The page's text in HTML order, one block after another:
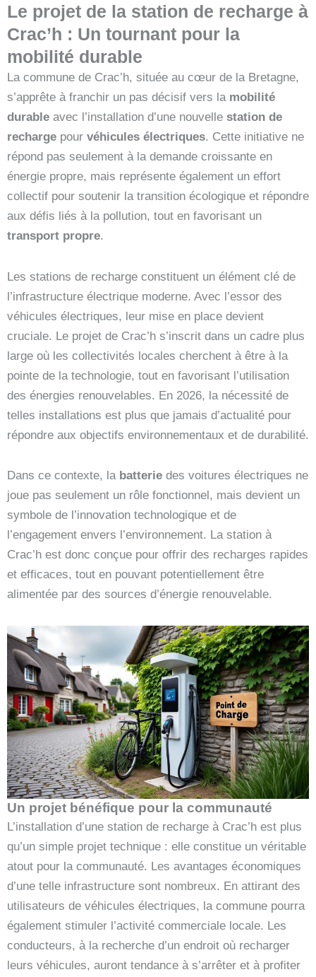
Le projet de la station de recharge à
Crac’h : Un tournant pour la
mobilité durable
La commune de Crac’h, située au cœur de la Bretagne,
s’apprête à franchir un pas décisif vers la mobilité
durable avec l’installation d’une nouvelle station de
recharge pour véhicules électriques. Cette initiative ne
répond pas seulement à la demande croissante en
énergie propre, mais représente également un effort
collectif pour soutenir la transition écologique et répondre
aux défis liés à la pollution, tout en favorisant un
transport propre.
Les stations de recharge constituent un élément clé de
l’infrastructure électrique moderne. Avec l’essor des
véhicules électriques, leur mise en place devient
cruciale. Le projet de Crac’h s’inscrit dans un cadre plus
large où les collectivités locales cherchent à être à la
pointe de la technologie, tout en favorisant l’utilisation
des énergies renouvelables. En 2026, la nécessité de
telles installations est plus que jamais d’actualité pour
répondre aux objectifs environnementaux et de durabilité.
Dans ce contexte, la batterie des voitures électriques ne
joue pas seulement un rôle fonctionnel, mais devient un
symbole de l’innovation technologique et de
l’engagement envers l’environnement. La station à
Crac’h est donc conçue pour offrir des recharges rapides
et efficaces, tout en pouvant potentiellement être
alimentée par des sources d’énergie renouvelable.
Un projet bénéfique pour la communauté
L’installation d’une station de recharge à Crac’h est plus
qu’un simple projet technique : elle constitue un véritable
atout pour la communauté. Les avantages économiques
d’une telle infrastructure sont nombreux. En attirant des
utilisateurs de véhicules électriques, la commune pourra
également stimuler l’activité commerciale locale. Les
conducteurs, à la recherche d’un endroit où recharger
leurs véhicules, auront tendance à s’arrêter et à profiter